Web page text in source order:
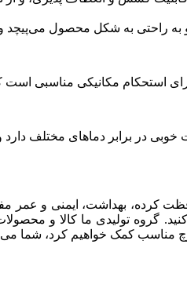
گروه تولیدی ما کالا و
کمک خواهیم کرد، شما